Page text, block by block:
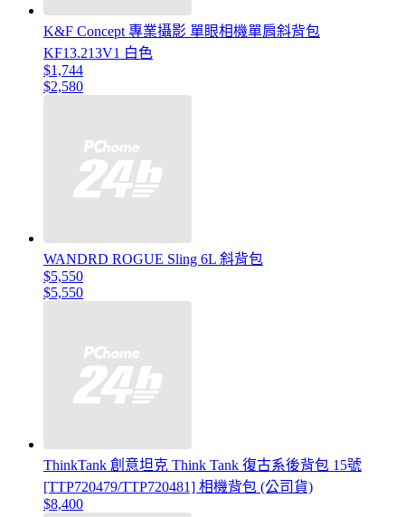
K&F Concept 專業攝影 單眼相機單肩斜背包
KF13.213V1 白色
$1,744
$2,580
WANDRD ROGUE Sling 6L 斜背包
$5,550
$5,550
ThinkTank 創意坦克 Think Tank 復古系後背包 15號
[TTP720479/TTP720481] 相機背包 (公司貨)
$8,400